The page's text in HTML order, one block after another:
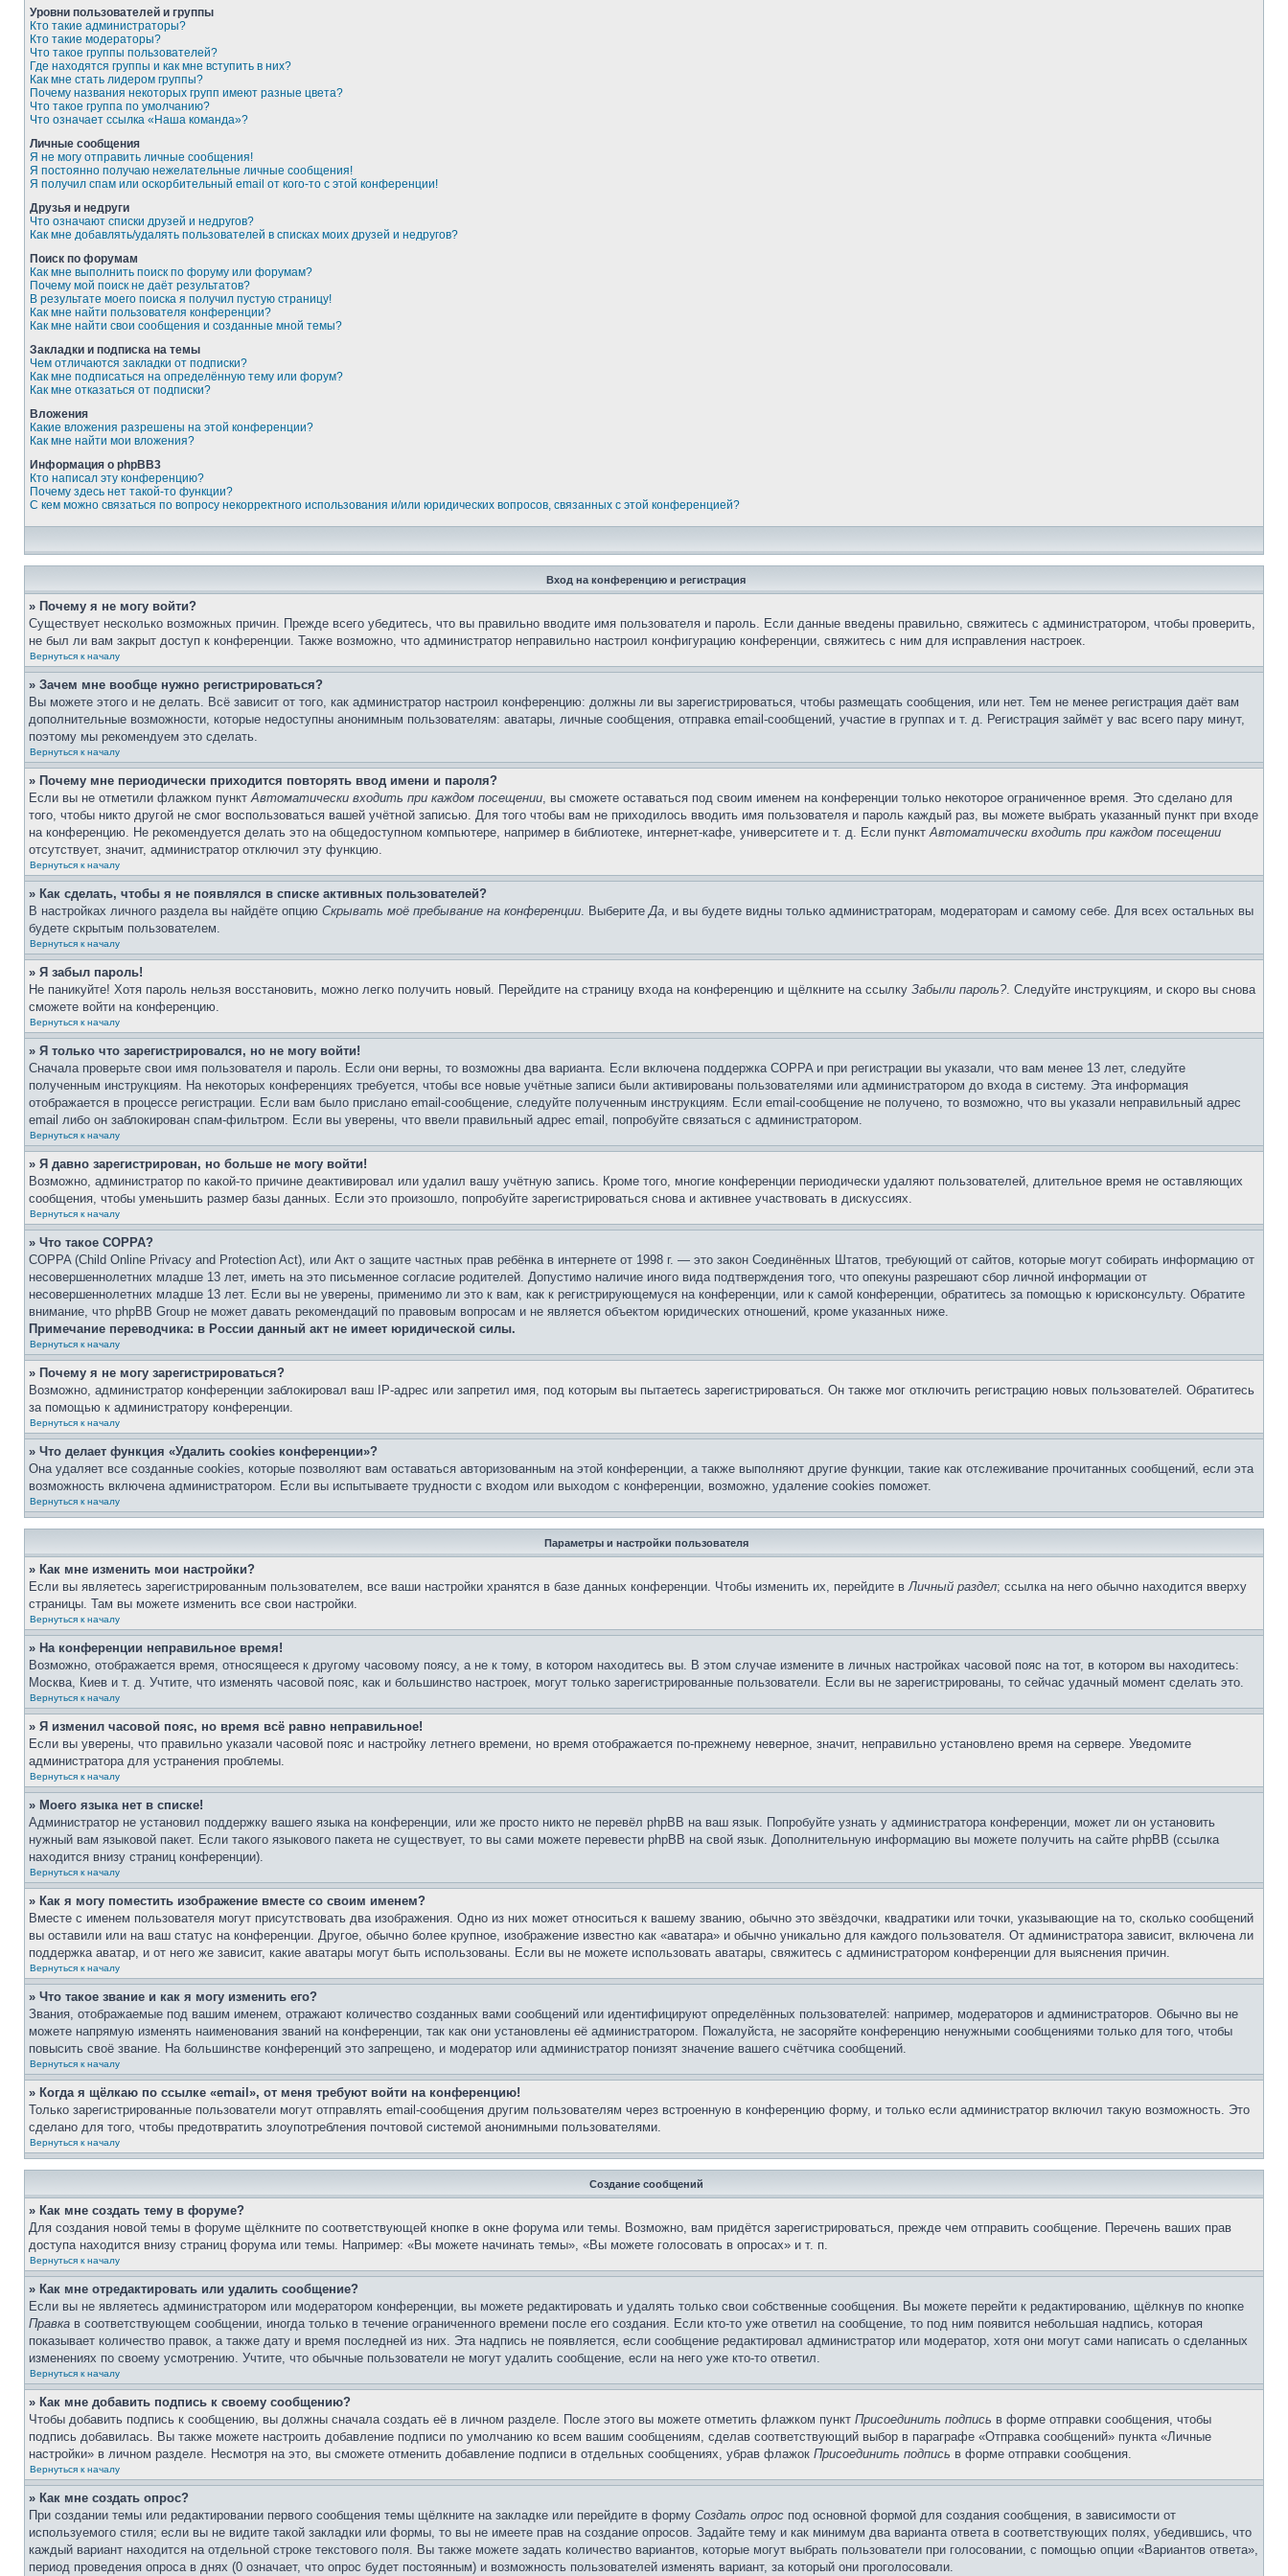
Уровни пользователей и группы
Кто такие администраторы?
Кто такие модераторы?
Что такое группы пользователей?
Где находятся группы и как мне вступить в них?
Как мне стать лидером группы?
Почему названия некоторых групп имеют разные цвета?
Что такое группа по умолчанию?
Что означает ссылка «Наша команда»?
Личные сообщения
Я не могу отправить личные сообщения!
Я постоянно получаю нежелательные личные сообщения!
Я получил спам или оскорбительный email от кого-то с этой конференции!
Друзья и недруги
Что означают списки друзей и недругов?
Как мне добавлять/удалять пользователей в списках моих друзей и недругов?
Поиск по форумам
Как мне выполнить поиск по форуму или форумам?
Почему мой поиск не даёт результатов?
В результате моего поиска я получил пустую страницу!
Как мне найти пользователя конференции?
Как мне найти свои сообщения и созданные мной темы?
Закладки и подписка на темы
Чем отличаются закладки от подписки?
Как мне подписаться на определённую тему или форум?
Как мне отказаться от подписки?
Вложения
Какие вложения разрешены на этой конференции?
Как мне найти мои вложения?
Информация о phpBB3
Кто написал эту конференцию?
Почему здесь нет такой-то функции?
С кем можно связаться по вопросу некорректного использования и/или юридических вопросов, связанных с этой конференцией?
Вход на конференцию и регистрация
» Почему я не могу войти?
Существует несколько возможных причин. Прежде всего убедитесь, что вы правильно вводите имя пользователя и пароль. Если данные введены правильно, свяжитесь с администратором, чтобы проверить,
не был ли вам закрыт доступ к конференции. Также возможно, что администратор неправильно настроил конфигурацию конференции, свяжитесь с ним для исправления настроек.
Вернуться к началу
» Зачем мне вообще нужно регистрироваться?
Вы можете этого и не делать. Всё зависит от того, как администратор настроил конференцию: должны ли вы зарегистрироваться, чтобы размещать сообщения, или нет. Тем не менее регистрация даёт вам
дополнительные возможности, которые недоступны анонимным пользователям: аватары, личные сообщения, отправка email-сообщений, участие в группах и т. д. Регистрация займёт у вас всего пару минут,
поэтому мы рекомендуем это сделать.
Вернуться к началу
» Почему мне периодически приходится повторять ввод имени и пароля?
Если вы не отметили флажком пунктАвтоматически входить при каждом посещении, вы сможете оставаться под своим именем на конференции только некоторое ограниченное время. Это сделано для
того, чтобы никто другой не смог воспользоваться вашей учётной записью. Для того чтобы вам не приходилось вводить имя пользователя и пароль каждый раз, вы можете выбрать указанный пункт при входе
на конференцию. Не рекомендуется делать это на общедоступном компьютере, например в библиотеке, интернет-кафе, университете и т. д. Если пунктАвтоматически входить при каждом посещении
отсутствует, значит, администратор отключил эту функцию.
Вернуться к началу
» Как сделать, чтобы я не появлялся в списке активных пользователей?
В настройках личного раздела вы найдёте опцию Скрывать моё пребывание на конференции. ВыберитеДа, и вы будете видны только администраторам, модераторам и самому себе. Для всех остальных вы
будете скрытым пользователем.
Вернуться к началу
» Я забыл пароль!
Не паникуйте! Хотя пароль нельзя восстановить, можно легко получить новый. Перейдите на страницу входа на конференцию и щёлкните на ссылку Забыли пароль?. Следуйте инструкциям, и скоро вы снова
сможете войти на конференцию.
Вернуться к началу
» Я только что зарегистрировался, но не могу войти!
Сначала проверьте свои имя пользователя и пароль. Если они верны, то возможны два варианта. Если включена поддержка COPPA и при регистрации вы указали, что вам менее 13 лет, следуйте
полученным инструкциям. На некоторых конференциях требуется, чтобы все новые учётные записи были активированы пользователями или администратором до входа в систему. Эта информация
отображается в процессе регистрации. Если вам было прислано email-сообщение, следуйте полученным инструкциям. Если email-сообщение не получено, то возможно, что вы указали неправильный адрес
email либо он заблокирован спам-фильтром. Если вы уверены, что ввели правильный адрес email, попробуйте связаться с администратором.
Вернуться к началу
» Я давно зарегистрирован, но больше не могу войти!
Возможно, администратор по какой-то причине деактивировал или удалил вашу учётную запись. Кроме того, многие конференции периодически удаляют пользователей, длительное время не оставляющих
сообщения, чтобы уменьшить размер базы данных. Если это произошло, попробуйте зарегистрироваться снова и активнее участвовать в дискуссиях.
Вернуться к началу
» Что такое COPPA?
COPPA (Child Online Privacy and Protection Act), или Акт о защите частных прав ребёнка в интернете от 1998 г. — это закон Соединённых Штатов, требующий от сайтов, которые могут собирать информацию от
несовершеннолетних младше 13 лет, иметь на это письменное согласие родителей. Допустимо наличие иного вида подтверждения того, что опекуны разрешают сбор личной информации от
несовершеннолетних младше 13 лет. Если вы не уверены, применимо ли это к вам, как к регистрирующемуся на конференции, или к самой конференции, обратитесь за помощью к юрисконсульту. Обратите
внимание, что phpBB Group не может давать рекомендаций по правовым вопросам и не является объектом юридических отношений, кроме указанных ниже.
Примечание переводчика: в России данный акт не имеет юридической силы.
Вернуться к началу
» Почему я не могу зарегистрироваться?
Возможно, администратор конференции заблокировал ваш IP-адрес или запретил имя, под которым вы пытаетесь зарегистрироваться. Он также мог отключить регистрацию новых пользователей. Обратитесь
за помощью к администратору конференции.
Вернуться к началу
» Что делает функция «Удалить cookies конференции»?
Она удаляет все созданные cookies, которые позволяют вам оставаться авторизованным на этой конференции, а также выполняют другие функции, такие как отслеживание прочитанных сообщений, если эта
возможность включена администратором. Если вы испытываете трудности с входом или выходом с конференции, возможно, удаление cookies поможет.
Вернуться к началу
Параметры и настройки пользователя
» Как мне изменить мои настройки?
Если вы являетесь зарегистрированным пользователем, все ваши настройки хранятся в базе данных конференции. Чтобы изменить их, перейдите вЛичный раздел; ссылка на него обычно находится вверху
страницы. Там вы можете изменить все свои настройки.
Вернуться к началу
» На конференции неправильное время!
Возможно, отображается время, относящееся к другому часовому поясу, а не к тому, в котором находитесь вы. В этом случае измените в личных настройках часовой пояс на тот, в котором вы находитесь:
Москва, Киев и т. д. Учтите, что изменять часовой пояс, как и большинство настроек, могут только зарегистрированные пользователи. Если вы не зарегистрированы, то сейчас удачный момент сделать это.
Вернуться к началу
» Я изменил часовой пояс, но время всё равно неправильное!
Если вы уверены, что правильно указали часовой пояс и настройку летнего времени, но время отображается по-прежнему неверное, значит, неправильно установлено время на сервере. Уведомите
администратора для устранения проблемы.
Вернуться к началу
» Моего языка нет в списке!
Администратор не установил поддержку вашего языка на конференции, или же просто никто не перевёл phpBB на ваш язык. Попробуйте узнать у администратора конференции, может ли он установить
нужный вам языковой пакет. Если такого языкового пакета не существует, то вы сами можете перевести phpBB на свой язык. Дополнительную информацию вы можете получить на сайте phpBB (ссылка
находится внизу страниц конференции).
Вернуться к началу
» Как я могу поместить изображение вместе со своим именем?
Вместе с именем пользователя могут присутствовать два изображения. Одно из них может относиться к вашему званию, обычно это звёздочки, квадратики или точки, указывающие на то, сколько сообщений
вы оставили или на ваш статус на конференции. Другое, обычно более крупное, изображение известно как «аватара» и обычно уникально для каждого пользователя. От администратора зависит, включена ли
поддержка аватар, и от него же зависит, какие аватары могут быть использованы. Если вы не можете использовать аватары, свяжитесь с администратором конференции для выяснения причин.
Вернуться к началу
» Что такое звание и как я могу изменить его?
Звания, отображаемые под вашим именем, отражают количество созданных вами сообщений или идентифицируют определённых пользователей: например, модераторов и администраторов. Обычно вы не
можете напрямую изменять наименования званий на конференции, так как они установлены её администратором. Пожалуйста, не засоряйте конференцию ненужными сообщениями только для того, чтобы
повысить своё звание. На большинстве конференций это запрещено, и модератор или администратор понизят значение вашего счётчика сообщений.
Вернуться к началу
» Когда я щёлкаю по ссылке «email», от меня требуют войти на конференцию!
Только зарегистрированные пользователи могут отправлять email-сообщения другим пользователям через встроенную в конференцию форму, и только если администратор включил такую возможность. Это
сделано для того, чтобы предотвратить злоупотребления почтовой системой анонимными пользователями.
Вернуться к началу
Создание сообщений
» Как мне создать тему в форуме?
Для создания новой темы в форуме щёлкните по соответствующей кнопке в окне форума или темы. Возможно, вам придётся зарегистрироваться, прежде чем отправить сообщение. Перечень ваших прав
доступа находится внизу страниц форума или темы. Например: «Вы можете начинать темы», «Вы можете голосовать в опросах» и т. п.
Вернуться к началу
» Как мне отредактировать или удалить сообщение?
Если вы не являетесь администратором или модератором конференции, вы можете редактировать и удалять только свои собственные сообщения. Вы можете перейти к редактированию, щёлкнув по кнопке
Правка в соответствующем сообщении, иногда только в течение ограниченного времени после его создания. Если кто-то уже ответил на сообщение, то под ним появится небольшая надпись, которая
показывает количество правок, а также дату и время последней из них. Эта надпись не появляется, если сообщение редактировал администратор или модератор, хотя они могут сами написать о сделанных
изменениях по своему усмотрению. Учтите, что обычные пользователи не могут удалить сообщение, если на него уже кто-то ответил.
Вернуться к началу
» Как мне добавить подпись к своему сообщению?
Чтобы добавить подпись к сообщению, вы должны сначала создать её в личном разделе. После этого вы можете отметить флажком пункт Присоединить подпись в форме отправки сообщения, чтобы
подпись добавилась. Вы также можете настроить добавление подписи по умолчанию ко всем вашим сообщениям, сделав соответствующий выбор в параграфе «Отправка сообщений» пункта «Личные
настройки» в личном разделе. Несмотря на это, вы сможете отменить добавление подписи в отдельных сообщениях, убрав флажок Присоединить подпись в форме отправки сообщения.
Вернуться к началу
» Как мне создать опрос?
При создании темы или редактировании первого сообщения темы щёлкните на закладке или перейдите в форму Создать опрос под основной формой для создания сообщения, в зависимости от
используемого стиля; если вы не видите такой закладки или формы, то вы не имеете прав на создание опросов. Задайте тему и как минимум два варианта ответа в соответствующих полях, убедившись, что
каждый вариант находится на отдельной строке текстового поля. Вы также можете задать количество вариантов, которые могут выбрать пользователи при голосовании, с помощью опции «Вариантов ответа»,
период проведения опроса в днях (0 означает, что опрос будет постоянным) и возможность пользователей изменять вариант, за который они проголосовали.